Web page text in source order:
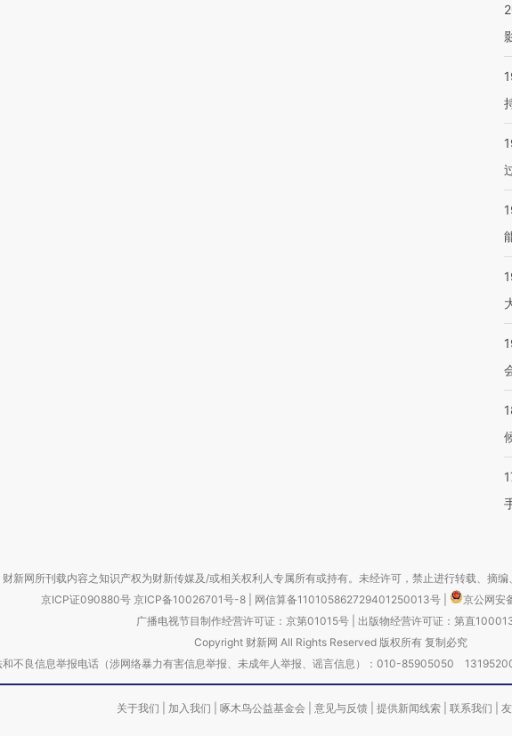
财新网所刊载内容之知识产权为财新传媒及/或相关权利人专属所有或持有。未经许可，禁止进行转载、摘编
京ICP证090880号 京ICP备10026701号-8 网信算备110105862729401250013号
京公网安
广播电视节目制作经营许可证：京第01015号| 出版物经营许可证：第直
Copyright 财新网 All Rights Reserved 版权所有 复制必究
和不良信息举报电话（涉网络暴力有害信息举报、未成年人举报、谣言信息）：010-85905050
关于我们 加入我们 啄木鸟公益基金会 意见与反馈 提供新闻线索 联系我们